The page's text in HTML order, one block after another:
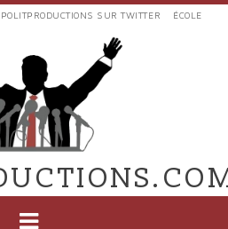
POLITPRODUCTIONS SUR TWITTER ÉCOLE